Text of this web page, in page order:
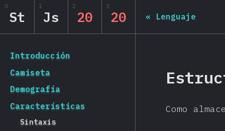
State of JS 2020
0
St
1
Js
2
20
3
20
[es-ES] general.back_to_intro
Introducción
Camiseta
Demografía
Características
Sintaxis
« Lenguaje
Como
Navigated to State of JS 2020